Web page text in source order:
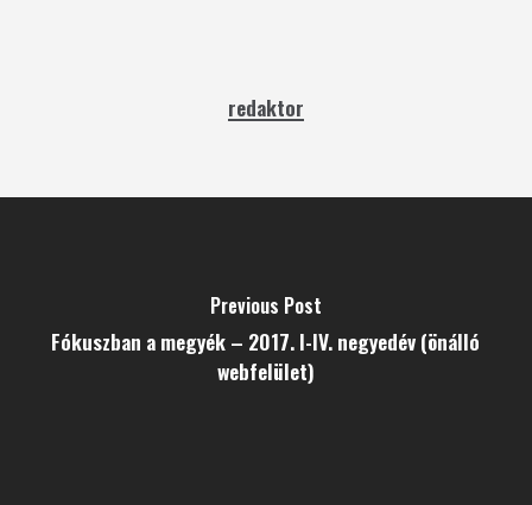
redaktor
Previous Post
Fókuszban a megyék – 2017. I-IV. negyedév (önálló
webfelület)